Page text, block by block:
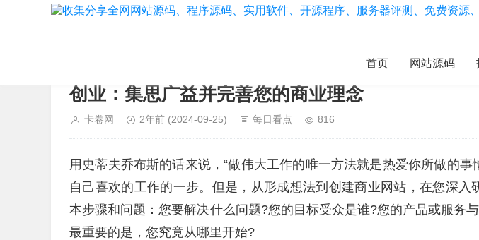
首页 网站源码
创业：集思广益并完善您的商业理念
卡卷网 2年前 (2024-09-25) 每日看点 816
用史蒂夫乔布斯的话来说，“做伟大工作的唯一方法就是热爱你所做的事
自己喜欢的工作的一步。但是，从形成想法到创建商业网站，在您深入
本步骤和问题：您要解决什么问题?您的目标受众是谁?您的产品或服务
最重要的是，您究竟从哪里开始?